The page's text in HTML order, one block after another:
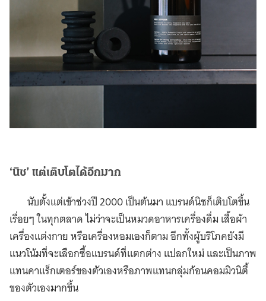
‘นิช’ แต่เติบโตได้อีกมาก
นับตั้งแต่เข้าช่วงปี 2000 เป็นต้นมา แบรนด์นิชก็เติบโตขึ้น
เรื่อยๆ ในทุกตลาด ไม่ว่าจะเป็นหมวดอาหารเครื่องดื่ม เสื้อผ้า
เครื่องแต่งกาย หรือเครื่องหอมเองก็ตาม อีกทั้งผู้บริโภคยังมี
แนวโน้มที่จะเลือกซื้อแบรนด์ที่แตกต่าง แปลกใหม่ และเป็นภาพ
แทนคาแร็กเตอร์ของตัวเองหรือภาพแทนกลุ่มก้อนคอมมิวนิตี้
ของตัวเองมากขึ้น